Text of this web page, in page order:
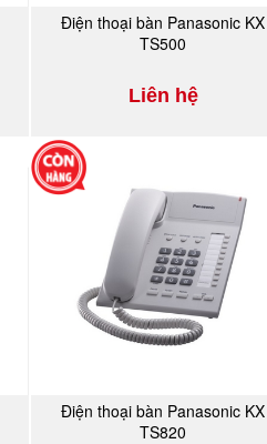
Điện thoại bàn Panasonic KX
TS500
Liên hệ
MUA NGAY
Điện thoại bàn Panasonic KX
TS820
MUA NGAY